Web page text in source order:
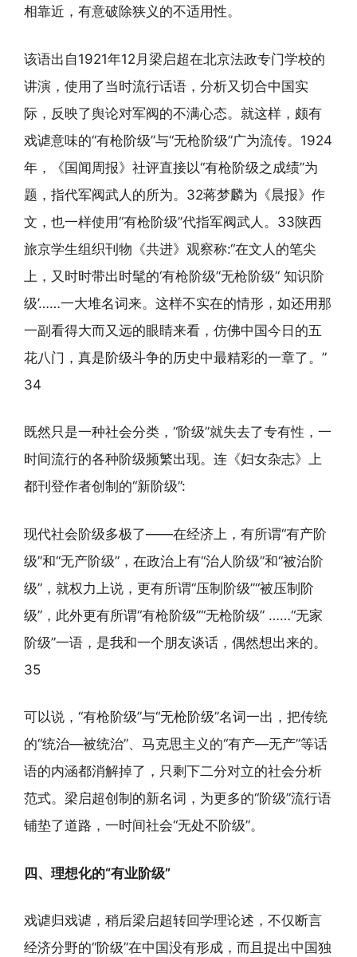
相靠近，有意破除狭义的不适用性。
该语出自1921年12月梁启超在北京法政专门学校的
讲演，使用了当时流行话语，分析又切合中国实
际，反映了舆论对军阀的不满心态。就这样，颇有
戏谑意味的“有枪阶级”与“无枪阶级”广为流传。1924
年，《国闻周报》社评直接以“有枪阶级之成绩”为
题，指代军阀武人的所为。32蒋梦麟为《晨报》作
文，也一样使用“有枪阶级”代指军阀武人。33陕西
旅京学生组织刊物《共进》观察称:“在文人的笔尖
上，又时时带出时髦的‘有枪阶级’‘无枪阶级’‘ 知识阶
级’……一大堆名词来。这样不实在的情形，如还用那
一副看得大而又远的眼睛来看，仿佛中国今日的五
花八门，真是阶级斗争的历史中最精彩的一章了。”
34
既然只是一种社会分类，“阶级”就失去了专有性，一
时间流行的各种阶级频繁出现。连《妇女杂志》上
都刊登作者创制的“新阶级”:
现代社会阶级多极了——在经济上，有所谓“有产阶
级”和“无产阶级”，在政治上有“治人阶级”和“被治阶
级”，就权力上说，更有所谓“压制阶级”“被压制阶
级”，此外更有所谓“有枪阶级”“无枪阶级” ……“无家
阶级”一语，是我和一个朋友谈话，偶然想出来的。
35
可以说，“有枪阶级”与“无枪阶级”名词一出，把传统
的“统治—被统治”、马克思主义的“有产—无产”等话
语的内涵都消解掉了，只剩下二分对立的社会分析
范式。梁启超创制的新名词，为更多的“阶级”流行语
铺垫了道路，一时间社会“无处不阶级”。
四、理想化的“有业阶级”
戏谑归戏谑，稍后梁启超转回学理论述，不仅断言
经济分野的“阶级”在中国没有形成，而且提出中国独